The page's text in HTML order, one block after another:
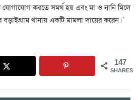
যোগাযোগ করতে সমর্থ হয় এবং মা ও নানি মিলে
বড়াইগ্রাম থানায় একটি মামলা দায়ের করেন।’
147
SHARES